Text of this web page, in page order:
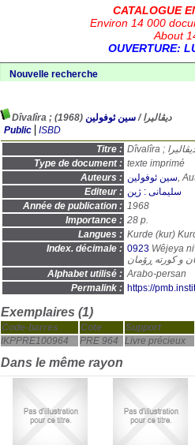
CATALOGUE
Environ 14 000
About
OUVERTURE:
Nouvelle recherche
Dîvalîra ; دیڤالیرا/سین ئوفولین (1968)
Public
ISBD
Titre :
Dîvalîra ; دیڤالیرا
Type de document : texte imprimé
Auteurs : سین ئوفولین,
Editeur : سلیمانی : ژین
Année de publication : 1968
Importance : 28 p.
Langues : Kurde (kur)
Index. décimale : 0923 Wêjeya
و کورتە ڕۆمان
Alphabet utilisé : Arabo-persan
Permalink : https://
Exemplaires (1)
Code-barres Cote
Support
IKPPRE100964
PRE 964 Livre précieux
Dans le même rayon